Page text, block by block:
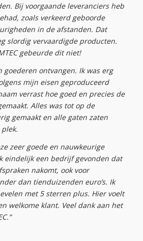
Bij voorgaande leveranciers heb
zoals verkeerd geboorde
in de afstanden. Dat
slordig vervaardigde producten.
gebeurde dit niet!
goederen ontvangen. Ik was erg
mijn eisen geproduceerd
verrast hoe goed en precies de
Alles was tot op de
gemaakt en alle gaten zaten
zeer goede en nauwkeurige
eindelijk een bedrijf gevonden dat
nakomt, ook voor
dan tienduizenden euro’s. Ik
met 5 sterren plus. Hier voelt
welkome klant. Veel dank aan het